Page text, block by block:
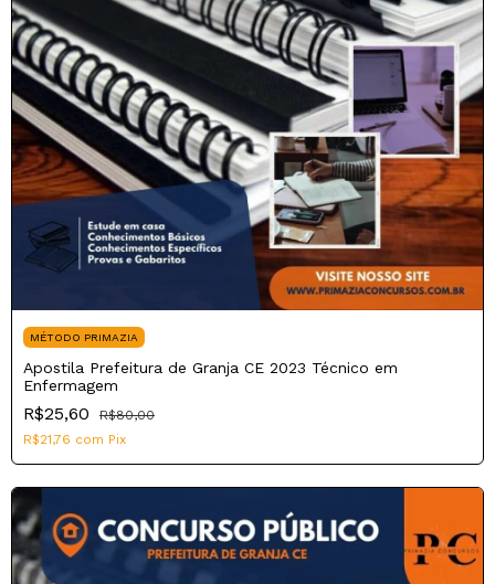
MÉTODO PRIMAZIA
Apostila Prefeitura de Granja CE 2023 Técnico em
Enfermagem
R$25,60
R$80,00
R$21,76 com Pix